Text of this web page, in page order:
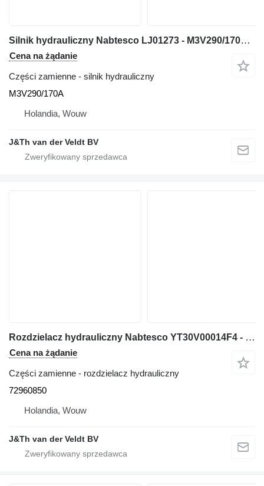
Silnik hydrauliczny Nabtesco LJ01273 - M3V290/170A do koparki Case CX330 CX350
Cena na żądanie
Części zamienne - silnik hydrauliczny
M3V290/170A
Holandia, Wouw
J&Th van der Veldt BV
Rozdzielacz hydrauliczny Nabtesco YT30V00014F4 - 72960850 do koparki E70 EH70 E70SR SK70SR-1E
Cena na żądanie
Części zamienne - rozdzielacz hydrauliczny
72960850
Holandia, Wouw
J&Th van der Veldt BV